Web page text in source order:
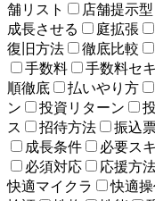
舗リスト
店舗提示型
成長させる
庭拡張
復旧方法
徹底比較
手数料
手数料セ
順徹底
払いやり方
ン
投資リターン
ス
招待方法 振込
成長条件
必要ス
必須対応
応援方
快適マイクラ
快適